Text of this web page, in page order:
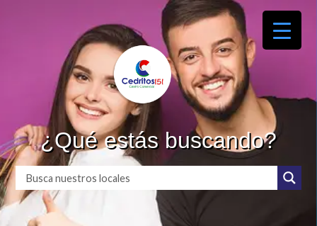
¿Qué estás buscando?